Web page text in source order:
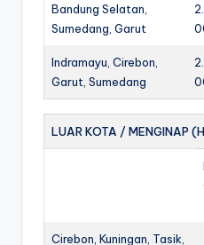
Bandung Selatan,
Sumedang, Garut
Indramayu, Cirebon,
Garut, Sumedang
LUAR KOTA / MENGINAP
Cirebon, Kuningan, Tasik,